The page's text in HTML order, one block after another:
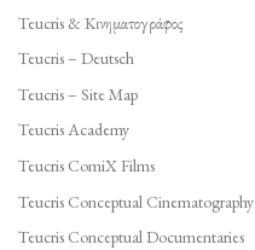
Teucris & Κινηματογράφος
Teucris – Deutsch
Teucris – Site Map
Teucris Academy
Teucris ComiX Films
Teucris Conceptual Cinematography
Teucris Conceptual Documentaries